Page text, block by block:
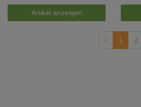
Artikel anzeigen
1 2